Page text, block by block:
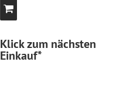
Klick zum nächsten
Einkauf*